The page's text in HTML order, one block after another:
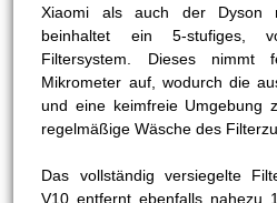
Xiaomi als auch der Dyson
beinhaltet ein 5-stufiges,
Filtersystem. Dieses nimmt
Mikrometer auf, wodurch die
und eine keimfreie Umgebung
regelmäßige Wäsche des
Das vollständig versiegelte
V10 entfernt ebenfalls nahezu